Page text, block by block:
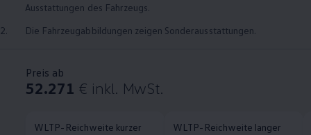
Ausstattungen des Fahrzeugs.
2.
Die Fahrzeugabbildungen zeigen Sonderausstattungen.
Preis ab
52.271 € inkl. MwSt.
WLTP-Reichweite kurzer
WLTP-Reichweite langer